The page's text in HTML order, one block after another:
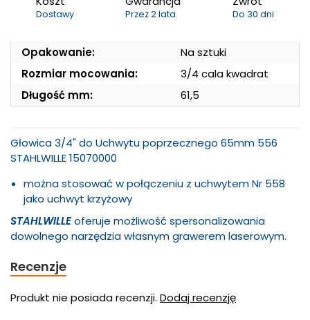
Dostawy Przez 2 lata Do 30 dni
Opakowanie:
Na sztuki
Rozmiar mocowania:
3/4 cala kwadrat
Długość mm:
61,5
Głowica 3/4" do Uchwytu poprzecznego 65mm 556
STAHLWILLE 15070000
można stosować w połączeniu z uchwytem Nr 558
jako uchwyt krzyżowy
STAHLWILLEoferuje możliwość spersonalizowania
dowolnego narzędzia własnym grawerem laserowym.
Recenzje
Produkt nie posiada recenzji. Dodaj recenzję